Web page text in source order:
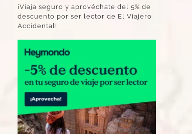
¡Viaja seguro y aprovéchate del 5% de
descuento por ser lector de El Viajero
Accidental!